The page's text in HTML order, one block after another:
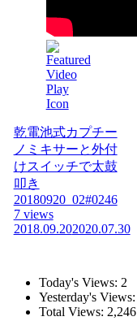
乾電池式カプチー
ノミキサーと外付
けスイッチで太鼓
叩き
20180920_02#0246
7 views
2018.09.202020.07.30
Today's Views: 2
Yesterday's Views:
Total Views: 2,246